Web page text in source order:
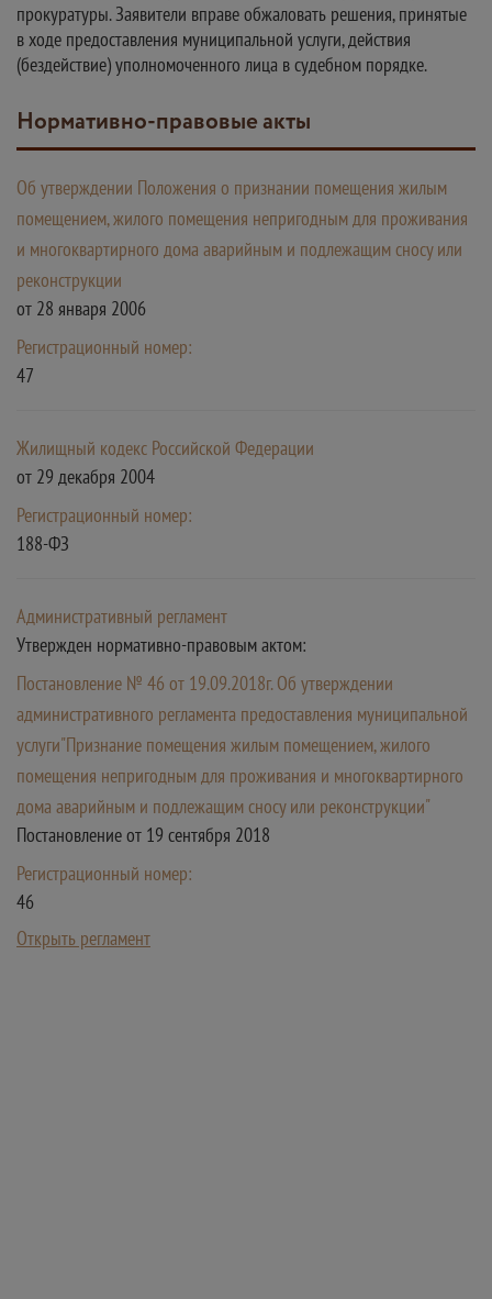
прокуратуры. Заявители вправе обжаловать решения, принятые
в ходе предоставления муниципальной услуги, действия
(бездействие) уполномоченного лица в судебном порядке.
Нормативно-правовые акты
Об утверждении Положения о признании помещения жилым
помещением, жилого помещения непригодным для проживания
и многоквартирного дома аварийным и подлежащим сносу или
реконструкции
от 28 января 2006
Регистрационный номер:
47
Жилищный кодекс Российской Федерации
от 29 декабря 2004
Регистрационный номер:
188-ФЗ
Административный регламент
Утвержден нормативно-правовым актом:
Постановление № 46 от 19.09.2018г. Об утверждении
административного регламента предоставления муниципальной
услуги"Признание помещения жилым помещением, жилого
помещения непригодным для проживания и многоквартирного
дома аварийным и подлежащим сносу или реконструкции"
Постановление от 19 сентября 2018
Регистрационный номер:
46
Открыть регламент